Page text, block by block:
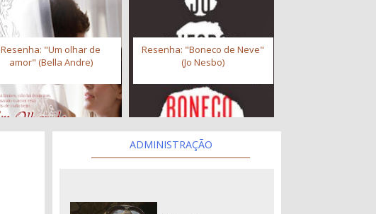
Resenha: "Um olhar de
amor" (Bella Andre)
Resenha: "Boneco de Neve"
(Jo Nesbo)
ADMINISTRAÇÃO